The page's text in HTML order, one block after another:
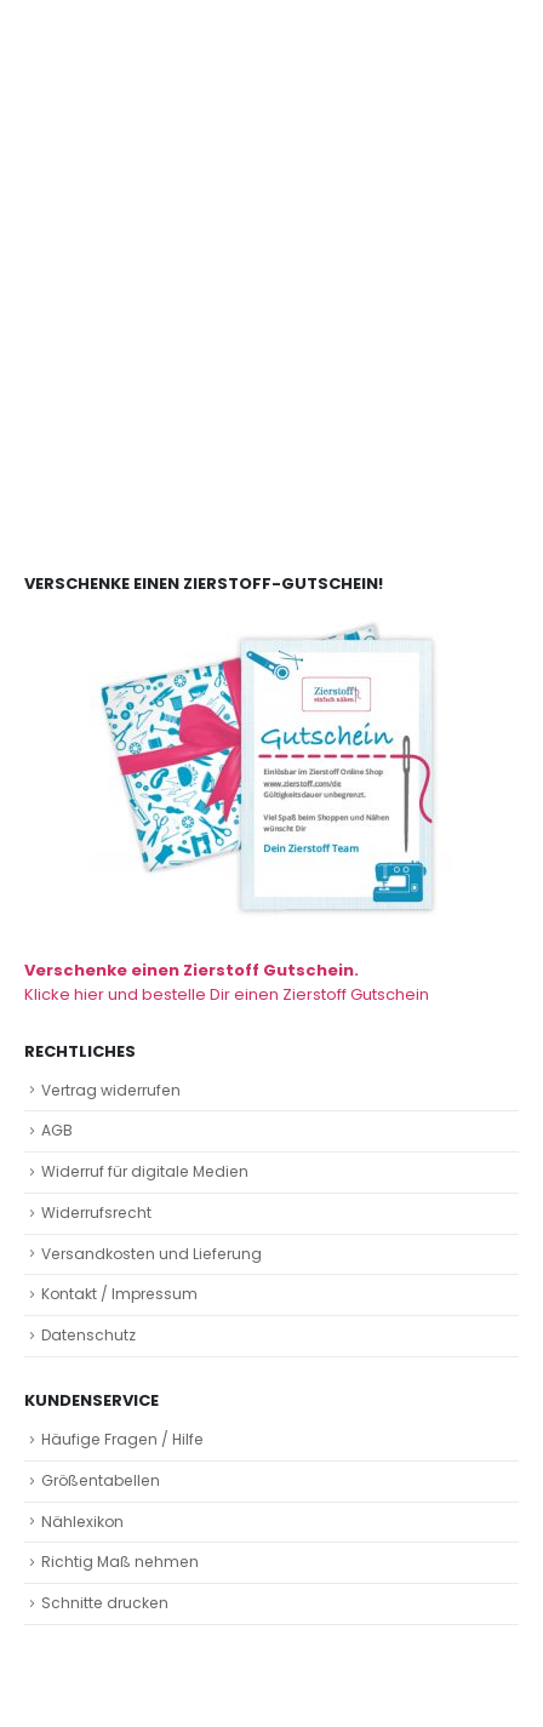
VERSCHENKE EINEN ZIERSTOFF-GUTSCHEIN!
Verschenke einen Zierstoff Gutschein.
Klicke hier und bestelle Dir einen Zierstoff Gutschein
RECHTLICHES
Vertrag widerrufen
AGB
Widerruf für digitale Medien
Widerrufsrecht
Versandkosten und Lieferung
Kontakt / Impressum
Datenschutz
KUNDENSERVICE
Häufige Fragen / Hilfe
Größentabellen
Nählexikon
Richtig Maß nehmen
Schnitte drucken